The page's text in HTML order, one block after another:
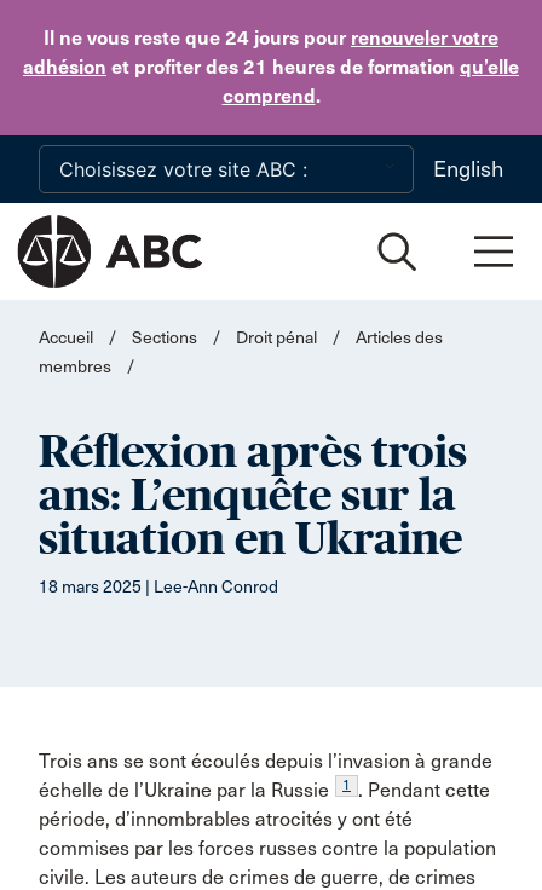
Il ne vous reste que 24 jours pour renouveler votre
adhésion et profiter des 21 heures de formation qu’elle
comprend.
Skip to main content
English
Accueil / Sections / Droit pénal /
Articles des
membres
/
Réflexion après trois
ans: L’enquête sur la
situation en Ukraine
18 mars 2025 | Lee-Ann Conrod
Trois ans se sont écoulés depuis l’invasion à grande
échelle de l’Ukraine par la Russie
1
. Pendant cette
période, d’innombrables atrocités y ont été
commises par les forces russes contre la population
civile. Les auteurs de crimes de guerre, de crimes